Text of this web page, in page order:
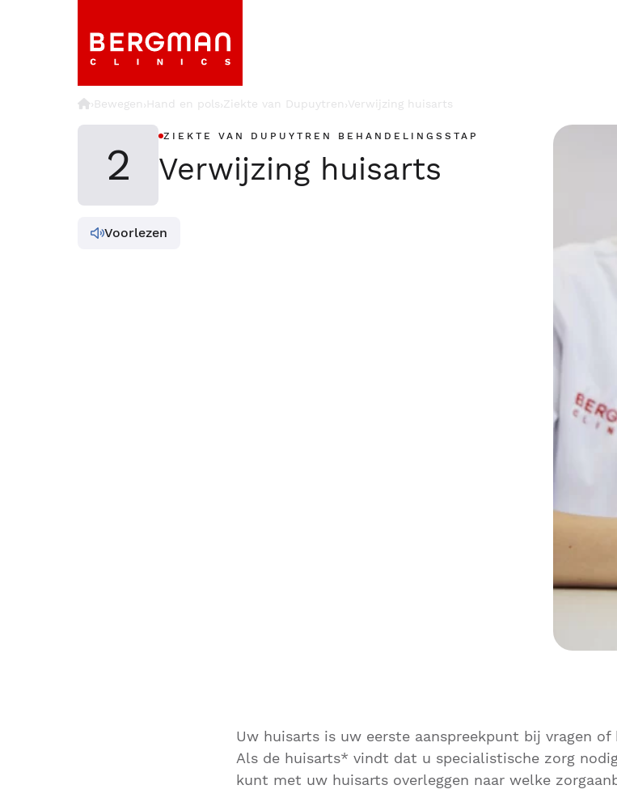
›Bewegen›Hand en pols›Ziekte van Dupuytren›Verwijzing huisarts
2
ZIEKTE VAN DUPUYTREN BEHANDELINGSSTAP
Verwijzing huisarts
Voorlezen
Uw huisarts is uw eerste aanspreekpunt bij vragen
Als de huisarts* vindt dat u specialistische zorg
kunt met uw huisarts overleggen naar welke